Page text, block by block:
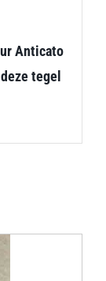
Anticato
tegel